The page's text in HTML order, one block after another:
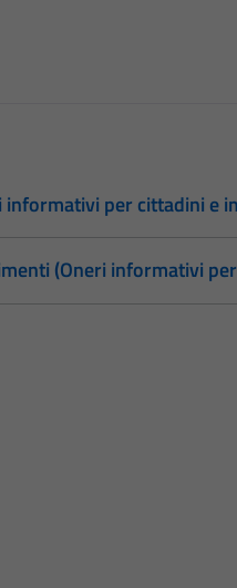
informativi per cittadini e
(Oneri informativi